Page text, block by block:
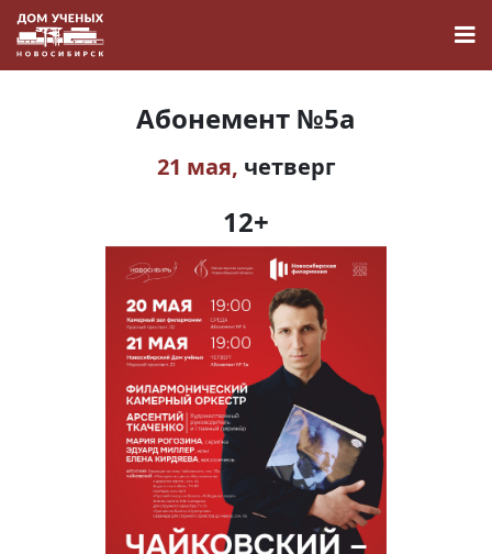
Наука
О Доме учёных
Виртуальный тур
Контакты
Вакансии
Абонемент №5а
21 мая, четверг
12+